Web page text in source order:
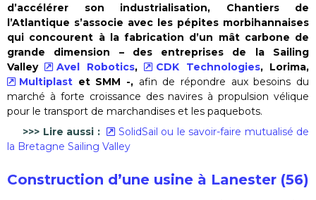
d’accélérer son industrialisation, Chantiers de
l’Atlantique s’associe avec les pépites morbihannaises
qui concourent à la fabrication d’un mât carbone de
grande dimension – des entreprises de la Sailing
Valley
Avel Robotics, CDK Technologies, Lorima,
Multiplast et SMM -, afin de répondre aux besoins du
marché à forte croissance des navires à propulsion vélique
pour le transport de marchandises et les paquebots.
>>> Lire aussi :
SolidSail ou le savoir-faire mutualisé de
la Bretagne Sailing Valley
Construction d’une usine à Lanester (56)